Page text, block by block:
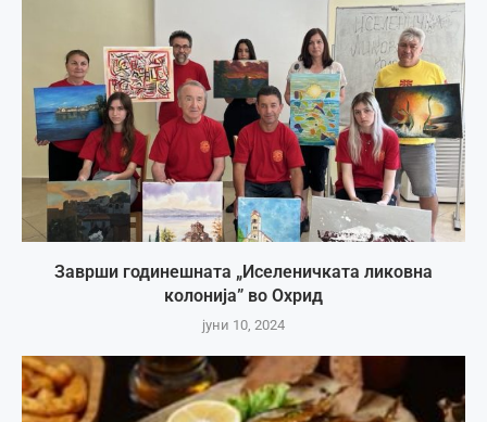
Заврши годинешната „Иселеничката ликовна
колонија” во Охрид
јуни 10, 2024